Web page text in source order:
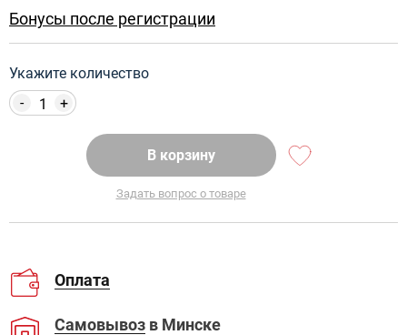
Бонусы после регистрации
Укажите количество
+
-
В корзину
Задать вопрос о товаре
Оплата
Самовывоз в Минске